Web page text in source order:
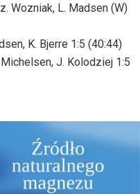
Wozniak, L. Madsen (W)
K. Bjerre 1:5 (40:44)
J. Kolodziej 1:5